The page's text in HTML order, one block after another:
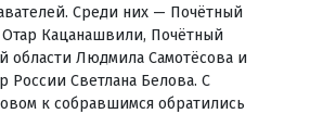
Среди них — Почётный
Кацанашвили, Почётный
области Людмила Самотёсова и
России Светлана Белова. С
к собравшимся обратились